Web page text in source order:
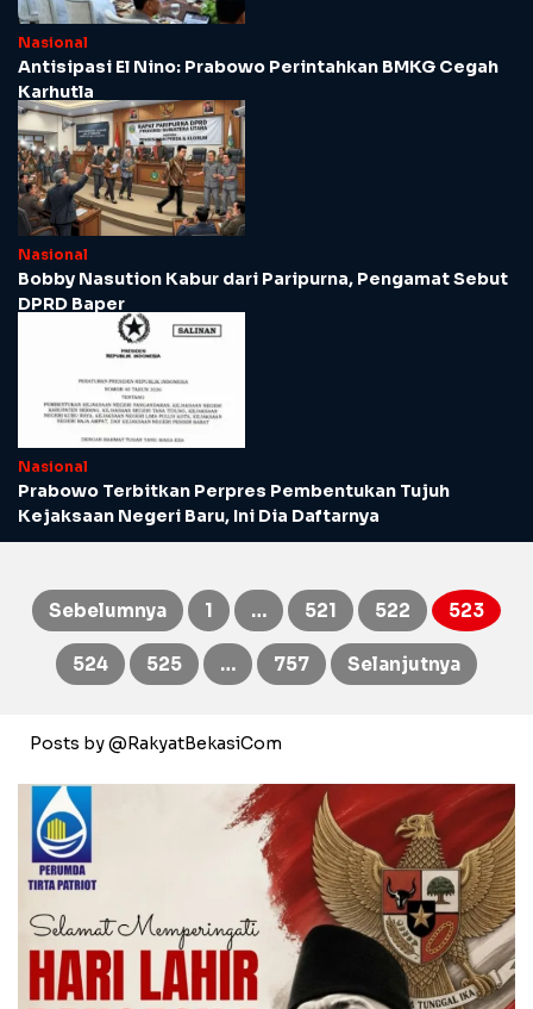
Nasional
Antisipasi El Nino: Prabowo Perintahkan BMKG Cegah
Karhutla
Nasional
Bobby Nasution Kabur dari Paripurna, Pengamat Sebut
DPRD Baper
Nasional
Prabowo Terbitkan Perpres Pembentukan Tujuh
Kejaksaan Negeri Baru, Ini Dia Daftarnya
Paginasi
Sebelumnya 1 … 521 522 523
524 525 … 757 Selanjutnya
Posts by @RakyatBekasiCom